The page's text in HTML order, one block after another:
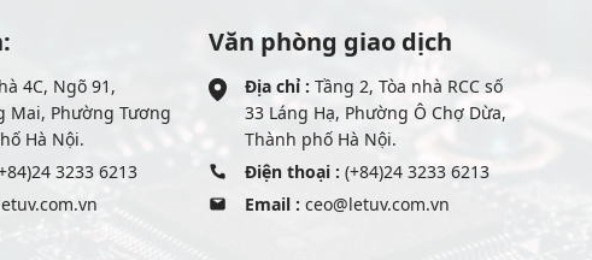
4C, Ngõ 91,
Mai, Phường Tương
Hà Nội.
3233 6213
Văn phòng giao dịch
Địa chỉ : Tầng 2, Tòa nhà RCC số
33 Láng Hạ, Phường Ô Chợ Dừa,
Thành phố Hà Nội.
Điện thoại : (+84)24 3233 6213
Email : ceo@letuv.com.vn